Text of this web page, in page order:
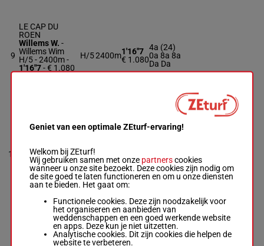
9
LE CAP DU
ROEN
Willems W. -
Willems Wim
H/5 - 2400m-
1'16"7- € 1.080
H/52400m1'16"7
€ 1.080
4a (24)
0a 8a 8a
Da Da
10
Van Hout E.-
R/5 - 2400m-
1'17"1- € 1.430
5a 0a (24) Da
Dm Da Da (23)
9a 6a Da 7a 5a
R/5
€ 1.430(23) 9a
6a Da 7a
5a 6a
CAMPUS
Cannaert L.-
4a 5a 7a
Geniet van een optimale ZEturf-ervaring!
Welkom bij ZEturf!
Wij gebruiken samen met onze partnerscookies
wanneer u onze site bezoekt. Deze cookies zijn nodig om
de site goed te laten functioneren en om u onze diensten
aan te bieden. Het gaat om:
Functionele cookies. Deze zijn noodzakelijk voor
het organiseren en aanbieden van
weddenschappen en een goed werkende website
en apps. Deze kun je niet uitzetten.
Analytische cookies. Dit zijn cookies die helpen de
website te verbeteren.